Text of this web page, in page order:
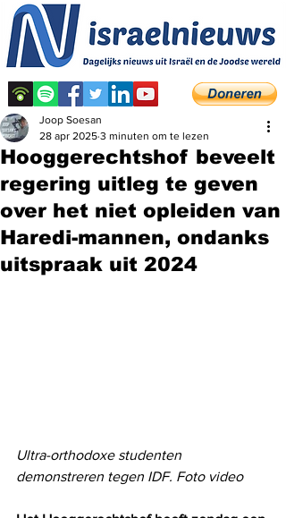
Hooggerechtshof beveelt
regering uitleg te geven
over het niet opleiden van
Haredi-mannen, ondanks
uitspraak uit 2024
Joop Soesan
28 apr 2025 3 minuten om te lezen
Ultra-orthodoxe studenten
demonstreren tegen IDF. Foto video